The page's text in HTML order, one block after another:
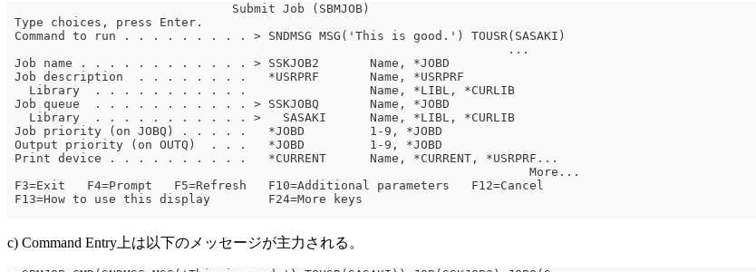
                               Submit Job (SBMJOB)
Type choices, press Enter.
Command to run . . . . . . . . . > SNDMSG MSG('This is good.') TOUSR(SASAKI)
                                                                     ...
Job name . . . . . . . . . . . . > SSKJOB2       Name, *JOBD
Job description  . . . . . . . .   *USRPRF       Name, *USRPRF
   Library  . . . . . . . . . . .                 Name, *LIBL, *CURLIB
Job queue  . . . . . . . . . . . > SSKJOBQ       Name, *JOBD
   Library  . . . . . . . . . . . >   SASAKI      Name, *LIBL, *CURLIB
Job priority (on JOBQ) . . . . .   *JOBD         1-9, *JOBD
Output priority (on OUTQ)  . . .   *JOBD         1-9, *JOBD
Print device . . . . . . . . . .   *CURRENT      Name, *CURRENT, *USRPRF...
                                                                        More...
F3=Exit   F4=Prompt   F5=Refresh   F10=Additional parameters   F12=Cancel
F13=How to use this display        F24=More keys
c) Command Entry上は以下のメッセージが主力される。